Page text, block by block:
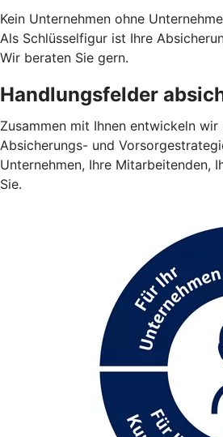
Kein Unternehmen ohne
Als Schlüsselfigur ist Ihre
Wir beraten Sie gern.
Handlungsfelder
Zusammen mit Ihnen entwickeln wir
Absicherungs- und
Unternehmen, Ihre Mitarbeitenden,
Sie.